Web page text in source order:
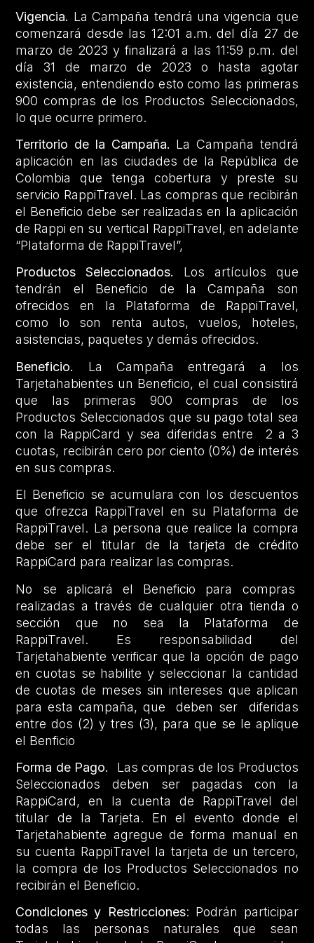
Vigencia. La Campaña tendrá una vigencia que
comenzará desde las 12:01 a.m. del día 27 de
marzo de 2023 y finalizará a las 11:59 p.m. del
día 31 de marzo de 2023 o hasta agotar
existencia, entendiendo esto como las primeras
900 compras de los Productos Seleccionados,
lo que ocurre primero.
Territorio de la Campaña. La Campaña tendrá
aplicación en las ciudades de la República de
Colombia que tenga cobertura y preste su
servicio RappiTravel. Las compras que recibirán
el Beneficio debe ser realizadas en la aplicación
de Rappi en su vertical RappiTravel, en adelante
“Plataforma de RappiTravel”,
Productos Seleccionados. Los artículos que
tendrán el Beneficio de la Campaña son
ofrecidos en la Plataforma de RappiTravel,
como lo son renta autos, vuelos, hoteles,
asistencias, paquetes y demás ofrecidos.
Beneficio.
La Campaña entregará a los
Tarjetahabientes un Beneficio, el cual consistirá
que las primeras 900 compras de los
Productos Seleccionados que su pago total sea
con la RappiCard y sea diferidas entre 2 a 3
cuotas, recibirán cero por ciento (0%) de interés
en sus compras.
El Beneficio se acumulara con los descuentos
que ofrezca RappiTravel en su Plataforma de
RappiTravel. La persona que realice la compra
debe ser el titular de la tarjeta de crédito
RappiCard para realizar las compras.
No se aplicará el Beneficio para compras
realizadas a través de cualquier otra tienda o
sección que no sea la Plataforma de
RappiTravel. Es responsabilidad del
Tarjetahabiente verificar que la opción de pago
en cuotas se habilite y seleccionar la cantidad
de cuotas de meses sin intereses que aplican
para esta campaña, que deben ser diferidas
entre dos (2) y tres (3), para que se le aplique
el Benficio
Forma de Pago.
Las compras de los Productos
Seleccionados deben ser pagadas con la
RappiCard, en la cuenta de RappiTravel del
titular de la Tarjeta. En el evento donde el
Tarjetahabiente agregue de forma manual en
su cuenta RappiTravel la tarjeta de un tercero,
la compra de los Productos Seleccionados no
recibirán el Beneficio.
Condiciones y Restricciones: Podrán participar
todas las personas naturales que sean